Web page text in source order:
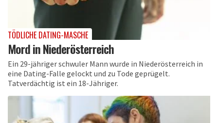
TÖDLICHE DATING-MASCHE
Mord in Niederösterreich
Ein 29-jähriger schwuler Mann wurde in Niederösterreich in
eine Dating-Falle gelockt und zu Tode geprügelt.
Tatverdächtig ist ein 18-Jähriger.